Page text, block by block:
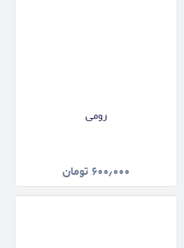
رومی
۶۰۰٫۰۰۰تومان